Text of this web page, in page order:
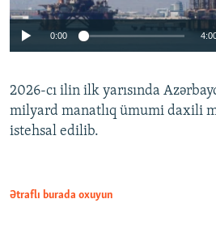
Auto 240p 360p
0:00
2026-cı ilin ilk yarısında
milyard manatlıq ümumi daxili
istehsal edilib.
Ətraflı burada oxuyun